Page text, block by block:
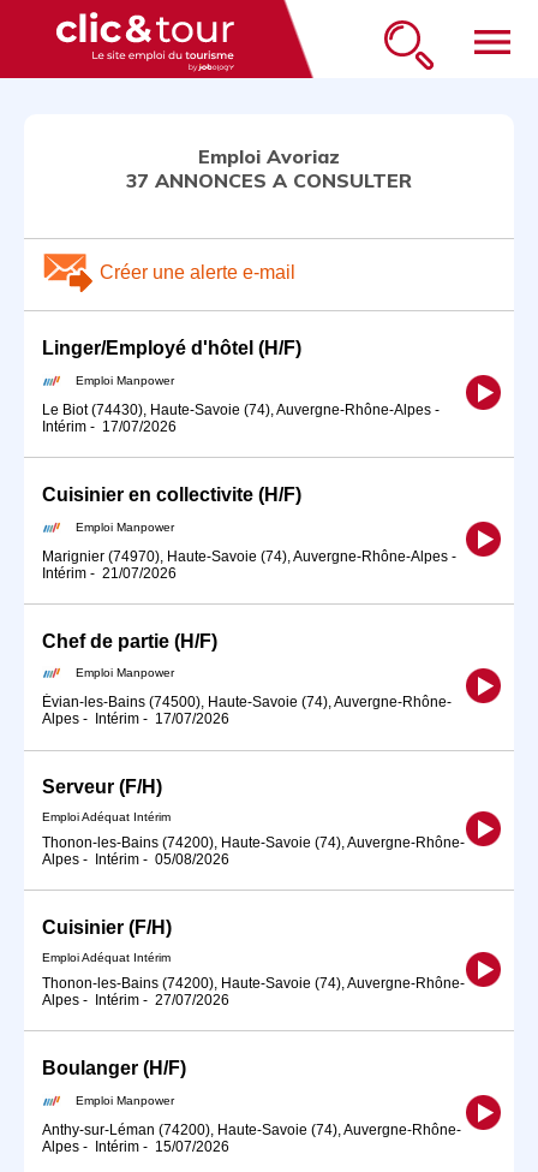
menu
Emploi Avoriaz
37 ANNONCES A CONSULTER
Créer une alerte e-mail
Linger/Employé d'hôtel (H/F)
Emploi Manpower
Le Biot (74430), Haute-Savoie (74), Auvergne-Rhône-Alpes -
Intérim - 17/07/2026
Cuisinier en collectivite (H/F)
Emploi Manpower
Marignier (74970), Haute-Savoie (74), Auvergne-Rhône-Alpes -
Intérim - 21/07/2026
Chef de partie (H/F)
Emploi Manpower
Évian-les-Bains (74500), Haute-Savoie (74), Auvergne-Rhône-
Alpes - Intérim - 17/07/2026
Serveur (F/H)
Emploi Adéquat Intérim
Thonon-les-Bains (74200), Haute-Savoie (74), Auvergne-Rhône-
Alpes - Intérim - 05/08/2026
Cuisinier (F/H)
Emploi Adéquat Intérim
Thonon-les-Bains (74200), Haute-Savoie (74), Auvergne-Rhône-
Alpes - Intérim - 27/07/2026
Boulanger (H/F)
Emploi Manpower
Anthy-sur-Léman (74200), Haute-Savoie (74), Auvergne-Rhône-
Alpes - Intérim - 15/07/2026